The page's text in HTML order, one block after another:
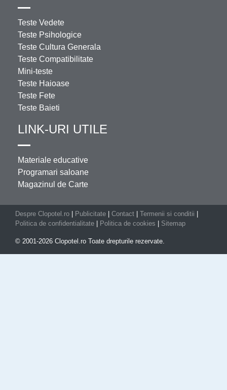
Teste Vedete
Teste Psihologice
Teste Cultura Generala
Teste Compatibilitate
Mini-teste
Teste Haioase
Teste Fete
Teste Baieti
LINK-URI UTILE
Materiale educative
Programari saloane
Magazinul de Carte
Despre Clopotel.ro Publicitate Contact Termenii si conditii
Politica de confidentialitate
Politica de cookies Sitemap
© 2001-2026 Clopotel.ro Toate drepturile rezervate.